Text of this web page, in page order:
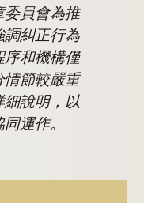
委員會為推
調糾正行為
序和機構僅
情節較嚴重
細說明，以
運作。